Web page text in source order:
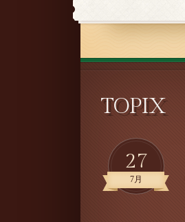
TOPIX
27
7月